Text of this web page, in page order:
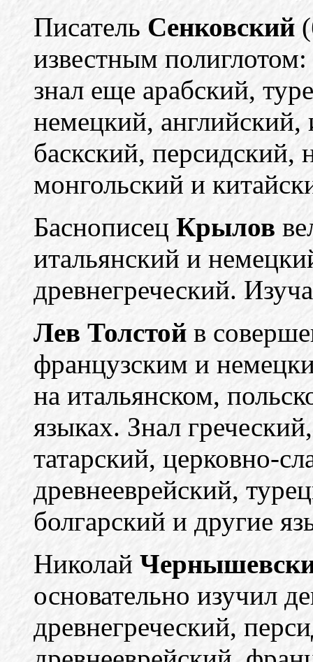
Писатель Сенковский
известным
знал еще арабский,
немецкий, английский,
баскский, персидский,
монгольский и
Баснописец Крылов
итальянский и
древнегреческий.
Лев Толстой в
французским и
на итальянском,
языках. Знал
татарский, церковно-
древнееврейский,
болгарский и другие
Николай
основательно изучил
древнегреческий,